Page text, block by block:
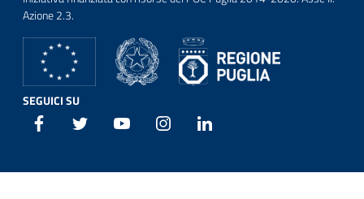
Azione 2.3.
SEGUICI SU
Facebook Twitter Youtube Instagram